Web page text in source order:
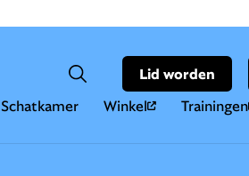
Schatkamer Winkel Trainingen
Zoeken
ZoekveldLid worden